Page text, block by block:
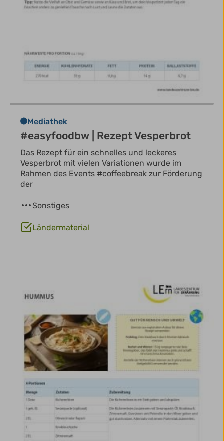
Mediathek
#easyfoodbw | Rezept Vesperbrot
Das Rezept für ein schnelles und leckeres
Vesperbrot mit vielen Variationen wurde im
Rahmen des Events #coffeebreak zur Förderung
der
Sonstiges
Ländermaterial